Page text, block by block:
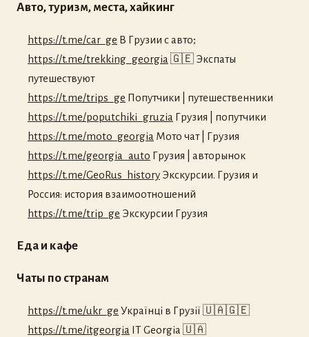
Авто, туризм, места, хайкинг
https://t.me/car_ge В Грузии с авто;
https://t.me/trekking_georgia 🇬🇪 Экспаты
путешествуют
https://t.me/trips_ge Попутчики | путешественники
https://t.me/poputchiki_gruzia Грузия | попутчики
https://t.me/moto_georgia Мото чат | Грузия
https://t.me/georgia_auto Грузия | авторынок
https://t.me/GeoRus_history Экскурсии. Грузия и
Россия: история взаимоотношений
https://t.me/trip_ge Экскурсии Грузия
Еда и кафе
Чаты по странам
https://t.me/ukr_ge Українці в Грузії 🇺🇦🇬🇪
https://t.me/itgeorgia IT Georgia 🇺🇦